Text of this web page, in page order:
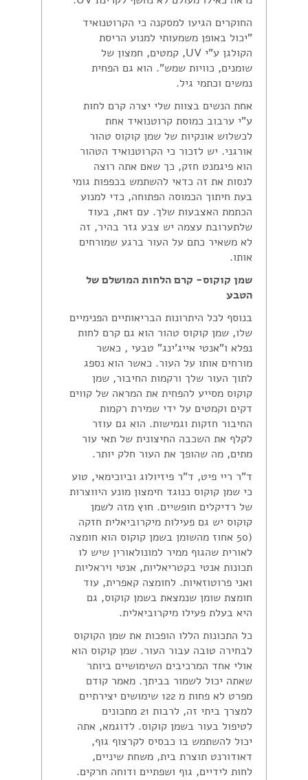
החוקרים הגיעו למסקנה כי הקרוטנואיד
"יכול באופן משמעותי למנוע הריסת
הקולגן ע"י UV, קמטים, חמצון של
שומנים, כוויות שמש". הוא גם הפחית
נמשים וכתמי גיל.
אחת הנשים בצוות שלי יצרה קרם לחות
ע"י ערבוב כמוסת קרוטנואיד אחת
לכשלוש אונקיות של שמן קוקוס טהור
אורגני. יש לזכור כי הקרוטנואיד הטהור
הוא פיגמנט חזק, כך שאם אתה רוצה
לנסות את זה כדאי להשתמש בכפפות גומי
בעת חיתוך הכמוסה הפתוחה, כדי למנוע
הכתמת האצבעות שלך. עם זאת, בעוד
שלתערובת עצמה יש צבע גזר בהיר, זה
לא משאיר כתם על העור ברגע שמורחים
אותו.
שמן קוקוס- קרם הלחות המושלם של
הטבע
בנוסף לכל היתרונות הבריאותיים הפנימיים
שלו, שמן קוקוס טהור הוא גם קרם לחות
נפלא ו"אנטי אייג'ינג" טבעי , כאשר
מורחים אותו על העור. כאשר הוא נספג
לתוך העור שלך ורקמות החיבור, שמן
קוקוס מסייע להפחית את המראה של קווים
דקים וקמטים על ידי שמירת רקמות
החיבור חזקות וגמישות. הוא גם עוזר
לקלף את השכבה החיצונית של תאי עור
מתים, מה שהופך את העור חלק יותר.
ד"ר ריי פיט, ד"ר פיזיולוג וביוכימאי, טוע
כי שמן קוקוס כנוגד חימצון מונע היווצרות
של רדיקלים חופשיים. חוץ מזה לשמן
קוקוס יש גם פעילות מיקרוביאלית חזקה
(50 אחוז מהשומן בשמן קוקוס הוא חומצה
לאורית שהגוף ממיר למונולאורין שיש לו
תכונות אנטי בקטריאליות, אנטי ויראליות
ואני פרוטוזאיות. לחומצה קאפרית, עוד
חומצת שומן שנמצאת בשמן קוקוס, גם
היא בעלת פעילו מיקרוביאלית.
כל התכונות הללו הופכות את שמן הקוקוס
לבחירה טובה עבור העור. שמן קוקוס הוא
אולי אחד המרכיבים השימושיים ביותר
שאתה יכול לשמור בביתך. מאמר קודם
מפרט לא פחות מ 122 שימושים יצירתיים
למצרך ביתי זה, לרבות 21 מתכונים
לטיפול בעור בשמן קוקוס. לדוגמא, אתה
יכול להשתמש בו כבסיס לקרצוף גוף,
דאודורנט תוצרת בית, משחת שיניים,
לחות לידיים, גוף ושפתיים ודוחה חרקים.